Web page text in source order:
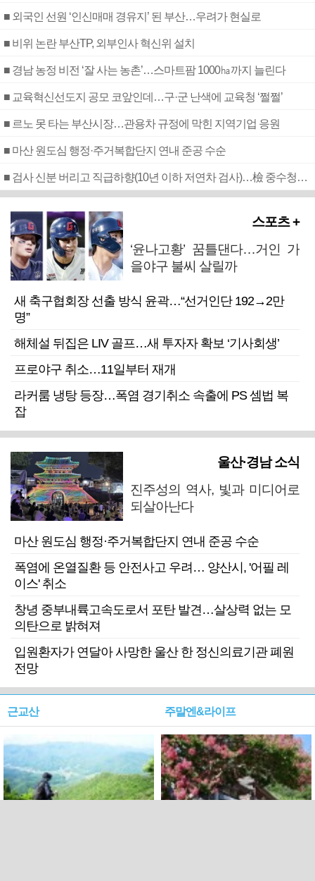
■ 외국인 선원 ‘인신매매 경유지’ 된 부산…우려가 현실로
■ 비위 논란 부산TP, 외부인사 혁신위 설치
■ 경남 농정 비전 ‘잘 사는 농촌’…스마트팜 1000㏊까지 늘린다
■ 교육혁신선도지 공모 코앞인데…구·군 난색에 교육청 ‘쩔쩔’
■ 르노 못 타는 부산시장…관용차 규정에 막힌 지역기업 응원
■ 마산 원도심 행정·주거복합단지 연내 준공 수순
■ 검사 신분 버리고 직급하향(10년 이하 저연차 검사)…檢 중수청행 기피
스포츠 +
‘윤나고황’ 꿈틀댄다…거인 가
을야구 불씨 살릴까
새 축구협회장 선출 방식 윤곽…“선거인단 192→2만
명”
해체설 뒤집은 LIV 골프…새 투자자 확보 ‘기사회생’
프로야구 취소…11일부터 재개
라커룸 냉탕 등장…폭염 경기취소 속출에 PS 셈법 복
잡
울산·경남 소식
진주성의 역사, 빛과 미디어로
되살아난다
마산 원도심 행정·주거복합단지 연내 준공 수순
폭염에 온열질환 등 안전사고 우려… 양산시, '어필 레
이스' 취소
창녕 중부내륙고속도로서 포탄 발견…살상력 없는 모
의탄으로 밝혀져
입원환자가 연달아 사망한 울산 한 정신의료기관 폐원
전망
근교산 주말엔&라이프